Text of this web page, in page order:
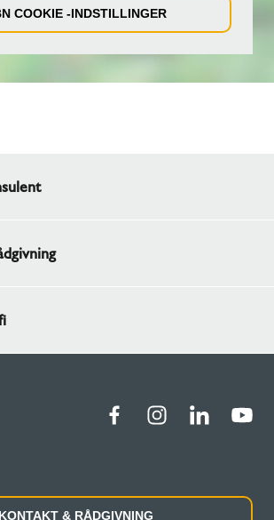
COOKIE -INDSTILLINGER
KONTAKT & RÅDGIVNING